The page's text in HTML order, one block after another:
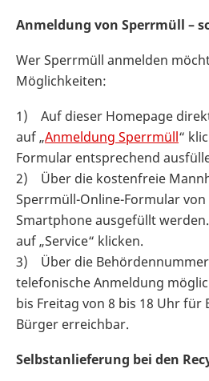
Anmeldung von Sperrmüll –
Wer Sperrmüll anmelden
Möglichkeiten:
1) Auf dieser Homepage
auf „Anmeldung Sperrmüll“
Formular entsprechend
2) Über die kostenfreie
Sperrmüll-Online-Formular
Smartphone ausgefüllt
auf „Service“ klicken.
3) Über die Behördennummer
telefonische Anmeldung
bis Freitag von 8 bis 18 Uhr für
Bürger erreichbar.
Selbstanlieferung bei den